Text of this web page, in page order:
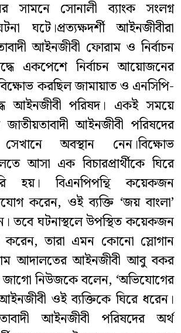
সামনে সোনালী ব্যাংক সংলগ্ন
ঘটে।প্রত্যক্ষদর্শী আইনজীবীরা
আইনজীবী ফোরাম ও নির্বাচন
একপেশে নির্বাচন আয়োজনের
করছিল জামায়াত ও এনসিপি-
আইনজীবী পরিষদ। একই সময়ে
জাতীয়তাবাদী আইনজীবী পরিষদের
সেখানে অবস্থান নেন।বিক্ষোভ
আসা এক বিচারপ্রার্থীকে ঘিরে
হয়। বিএনপিপন্থি কয়েকজন
করেন, ওই ব্যক্তি ‘জয় বাংলা’
তবে ঘটনাস্থলে উপস্থিত কয়েকজন
করেন, তারা এমন কোনো স্লোগান
আদালতের আইনজীবী আবু বকর
নিউজকে বলেন, ‘অভিযোগের
ওই ব্যক্তিকে ঘিরে ধরেন।
আইনজীবী পরিষদের অর্থ